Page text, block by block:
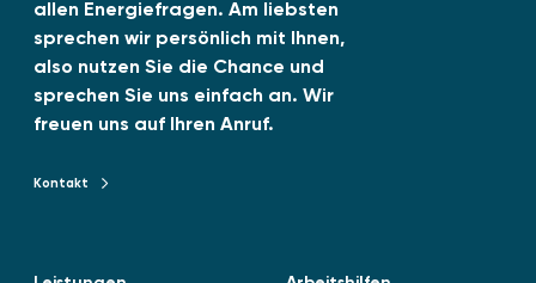
n
allen Energiefragen. Am liebsten
sprechen wir persönlich mit Ihnen,
also nutzen Sie die Chance und
sprechen Sie uns einfach an. Wir
freuen uns auf Ihren Anruf.
Kontakt